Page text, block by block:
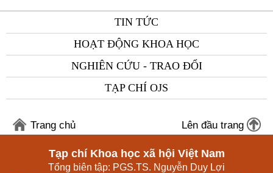
TIN TỨC
HOẠT ĐỘNG KHOA HỌC
NGHIÊN CỨU - TRAO ĐỔI
TẠP CHÍ OJS
Trang chủ Lên đầu trang
Tạp chí Khoa học xã hội Việt Nam
Tổng biên tập: PGS.TS. Nguyễn Duy Lợi